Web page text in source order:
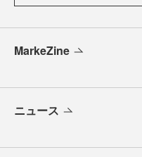
MarkeZine
ニュース